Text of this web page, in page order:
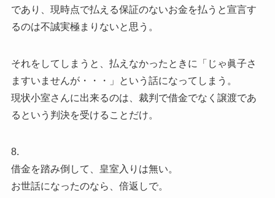
であり、現時点で払える保証のないお金を払うと宣言す
るのは不誠実極まりないと思う。
それをしてしまうと、払えなかったときに「じゃ眞子さ
ますいませんが・・・」という話になってしまう。
現状小室さんに出来るのは、裁判で借金でなく譲渡であ
るという判決を受けることだけ。
8.
借金を踏み倒して、皇室入りは無い。
お世話になったのなら、倍返しで。